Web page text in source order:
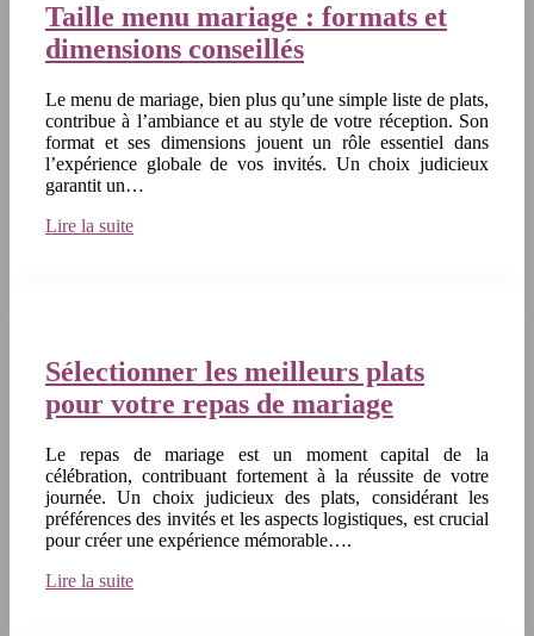
Taille menu mariage : formats et
dimensions conseillés
Le menu de mariage, bien plus qu’une simple liste de plats,
contribue à l’ambiance et au style de votre réception. Son
format et ses dimensions jouent un rôle essentiel dans
l’expérience globale de vos invités. Un choix judicieux
garantit un…
Lire la suite
Sélectionner les meilleurs plats
pour votre repas de mariage
Le repas de mariage est un moment capital de la
célébration, contribuant fortement à la réussite de votre
journée. Un choix judicieux des plats, considérant les
préférences des invités et les aspects logistiques, est crucial
pour créer une expérience mémorable….
Lire la suite